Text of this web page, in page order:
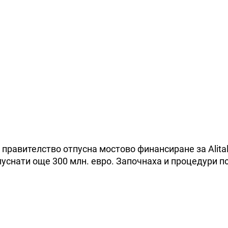
отпусна мостово финансиране за
още 300 млн. евро. Започнаха и процедури